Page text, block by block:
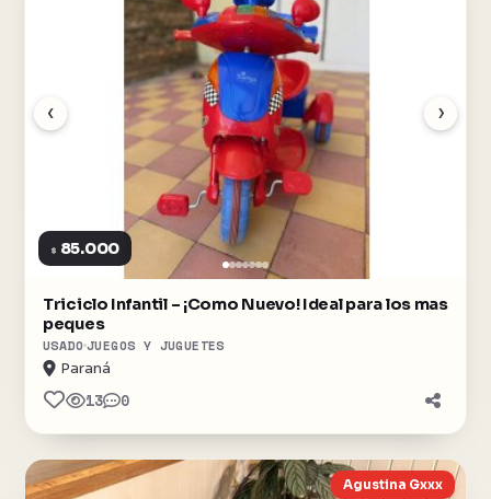
‹ ›
$ 85.000
Triciclo Infantil – ¡Como Nuevo! Ideal para los mas
peques
USADO JUEGOS Y JUGUETES
Paraná
13 0
Agustina Gxxx